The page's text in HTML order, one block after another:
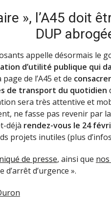
», l’A45 doit
DUP
appelle désormais le
d’utilité publique qui
de l’A45 et de
de transport du quotidien
sera très attentive et
ne fasse pas revenir par
déjà rendez-vous le 24
projets inutiles (plus
de presse, ainsi que
d’arrêt d’urgence ».